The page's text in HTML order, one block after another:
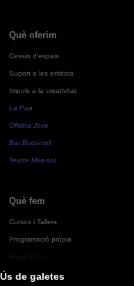
Ús de galetes
Què oferim
Cessió d'espais
Suport a les entitats
Impuls a la creativitat
La Pua
Oficina Jove
Bar Bocamoll
Teatre Mira-sol
Què fem
Cursos i Tallers
Programació pròpia